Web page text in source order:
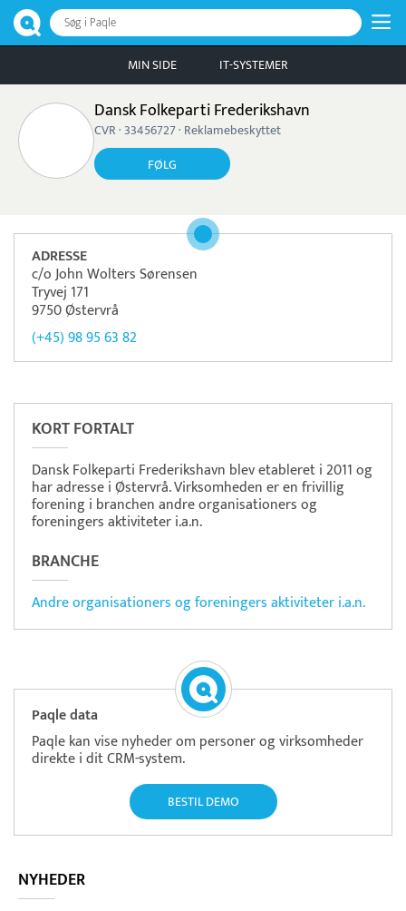
Søg i Paqle
MIN SIDE IT-SYSTEMER
Dansk Folkeparti Frederikshavn
CVR · 33456727 · Reklamebeskyttet
FØLG
ADRESSE
c/o John Wolters Sørensen
Tryvej 171
9750 Østervrå
(+45) 98 95 63 82
KORT FORTALT
Dansk Folkeparti Frederikshavn blev etableret i 2011 og
har adresse i Østervrå. Virksomheden er en frivillig
forening i branchen andre organisationers og
foreningers aktiviteter i.a.n.
BRANCHE
Andre organisationers og foreningers aktiviteter i.a.n.
Paqle data
Paqle kan vise nyheder om personer og virksomheder
direkte i dit CRM-system.
BESTIL DEMO
NYHEDER